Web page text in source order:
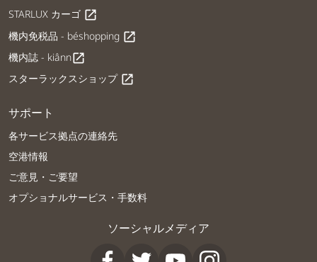
STARLUX カーゴ open_in_new
機内免税品 - béshopping open_in_new
機内誌 - kiânnopen_in_new
スターラックスショップ open_in_new
サポート
各サービス拠点の連絡先
空港情報
ご意見・ご要望
オプショナルサービス・手数料
ソーシャルメディア